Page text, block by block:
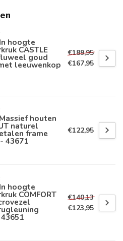
hoogte
CASTLE
goud
leeuwenkop
€189,95
€167,95
houten
naturel
frame
43671
€122,95
hoogte
COMFORT
€140,13
€123,95